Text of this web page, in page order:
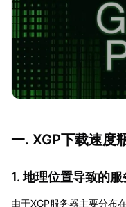
一. XGP下载速度
1. 地理位置导致的
由于XGP服务器主要分布